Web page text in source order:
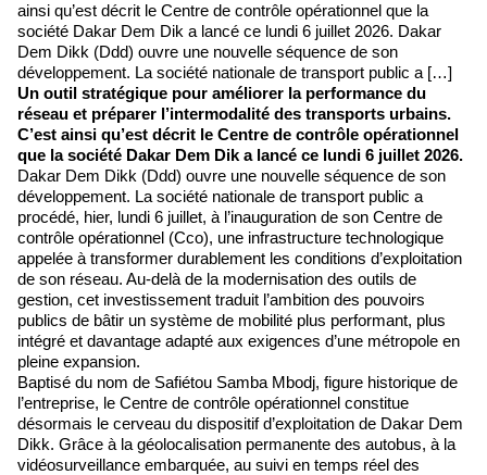
ainsi qu’est décrit le Centre de contrôle opérationnel que la
société Dakar Dem Dik a lancé ce lundi 6 juillet 2026. Dakar
Dem Dikk (Ddd) ouvre une nouvelle séquence de son
développement. La société nationale de transport public a […]
Un outil stratégique pour améliorer la performance du
réseau et préparer l’intermodalité des transports urbains.
C’est ainsi qu’est décrit le Centre de contrôle opérationnel
que la société Dakar Dem Dik a lancé ce lundi 6 juillet 2026.
Dakar Dem Dikk (Ddd) ouvre une nouvelle séquence de son
développement. La société nationale de transport public a
procédé, hier, lundi 6 juillet, à l’inauguration de son Centre de
contrôle opérationnel (Cco), une infrastructure technologique
appelée à transformer durablement les conditions d’exploitation
de son réseau. Au-delà de la modernisation des outils de
gestion, cet investissement traduit l’ambition des pouvoirs
publics de bâtir un système de mobilité plus performant, plus
intégré et davantage adapté aux exigences d’une métropole en
pleine expansion.
Baptisé du nom de Safiétou Samba Mbodj, figure historique de
l’entreprise, le Centre de contrôle opérationnel constitue
désormais le cerveau du dispositif d’exploitation de Dakar Dem
Dikk. Grâce à la géolocalisation permanente des autobus, à la
vidéosurveillance embarquée, au suivi en temps réel des